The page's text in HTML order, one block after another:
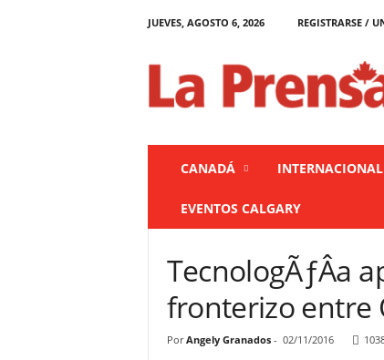
JUEVES, AGOSTO 6, 2026 REGISTRARSE /
a
CANADÁ
EVENTOS CALGARY
TecnologÃƒÂ­a
fronterizo entre
Por Angely Granados- 02/11/2016